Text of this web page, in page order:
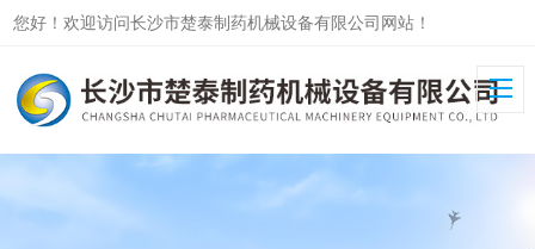
您好！欢迎访问长沙市楚泰制药机械设备有限公司网站！